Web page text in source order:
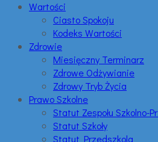
Wartości
Ciasto Spokoju
Kodeks Wartości
Zdrowie
Miesięczny Terminarz
Zdrowe Odżywianie
Zdrowy Tryb Życia
Prawo Szkolne
Statut Zespołu Szkolno-
Statut Szkoły
Statut Przedszkola